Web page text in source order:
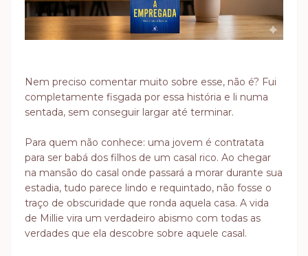
Nem preciso comentar muito sobre esse, não é? Fui
completamente fisgada por essa história e li numa
sentada, sem conseguir largar até terminar.
Para quem não conhece: uma jovem é contratata
para ser babá dos filhos de um casal rico. Ao chegar
na mansão do casal onde passará a morar durante sua
estadia, tudo parece lindo e requintado, não fosse o
traço de obscuridade que ronda aquela casa. A vida
de Millie vira um verdadeiro abismo com todas as
verdades que ela descobre sobre aquele casal.